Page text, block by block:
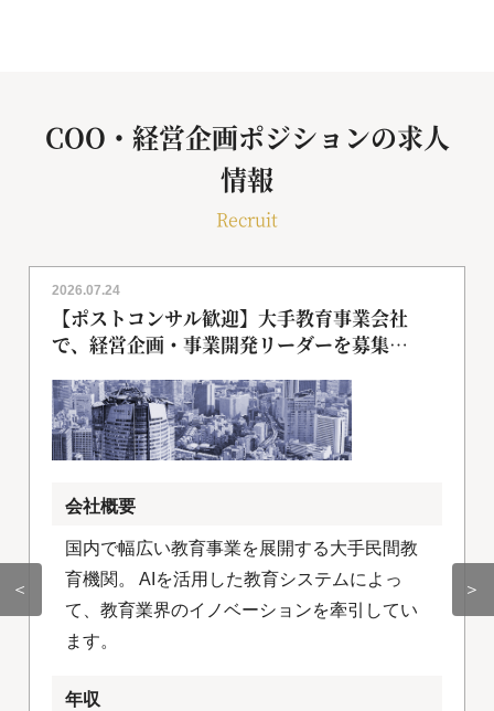
COO・経営企画ポジションの求人
情報
Recruit
＜
2026.07.24
【ポストコンサル歓迎】大手教育事業会社
で、経営企画・事業開発リーダーを募集
会社概要
国内で幅広い教育事業を展開する大手民間教
育機関。 AIを活用した教育システムによっ
て、教育業界のイノベーションを牽引してい
ます。
年収
＞